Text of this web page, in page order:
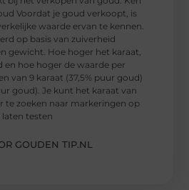
Voordat je goud verkoopt, is
waarde ervan te kennen.
op basis van zuiverheid
gewicht. Hoe hoger het karaat,
en hoe hoger de waarde per
van 9 karaat (37,5% puur goud)
goud). Je kunt het karaat van
te zoeken naar markeringen op
testen
GOUDEN TIP.NL